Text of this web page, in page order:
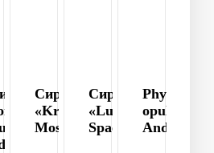
Сирень
«Krasavitsa
Moskvy»
Сирень
«Ludwig
Spaeth»
opulifolius
Andre